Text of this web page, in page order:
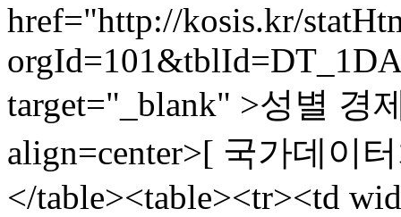
href="http://kosis.kr/
target="_blank" >성별 경
align=center>[ 국가데이
</table><table><tr><td